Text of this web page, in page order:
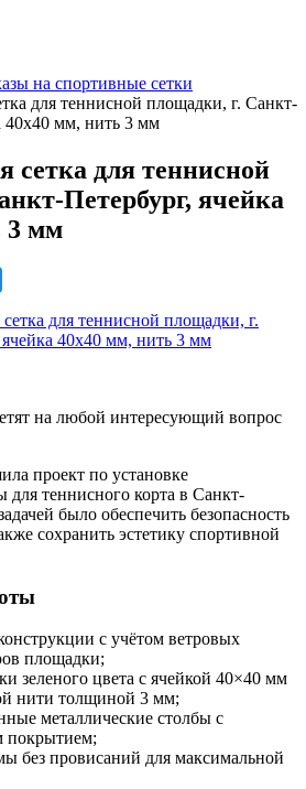
на спортивные сетки
для теннисной площадки, г. Санкт-
40х40 мм, нить 3 мм
сетка для теннисной
Петербург, ячейка
3 мм
на любой интересующий вопрос
проект по установке
для теннисного корта в Санкт-
было обеспечить безопасность
сохранить эстетику спортивной
с учётом ветровых
площадки;
зеленого цвета с ячейкой 40×40 мм
нити толщиной 3 мм;
металлические столбы с
покрытием;
без провисаний для максимальной